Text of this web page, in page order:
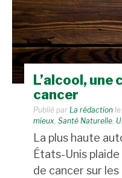
L’alcool, une
cancer
Publié par La rédaction le
mieux, Santé Naturelle,
La plus haute
États-Unis
de cancer sur